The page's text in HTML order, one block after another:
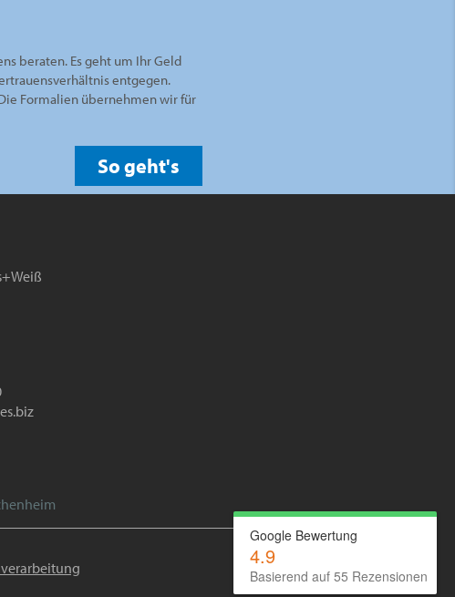
beraten. Es geht um Ihr Geld
entgegen.
Formalien übernehmen wir für
So geht's
Google Bewertung
4.9
Basierend auf 55 Rezensionen